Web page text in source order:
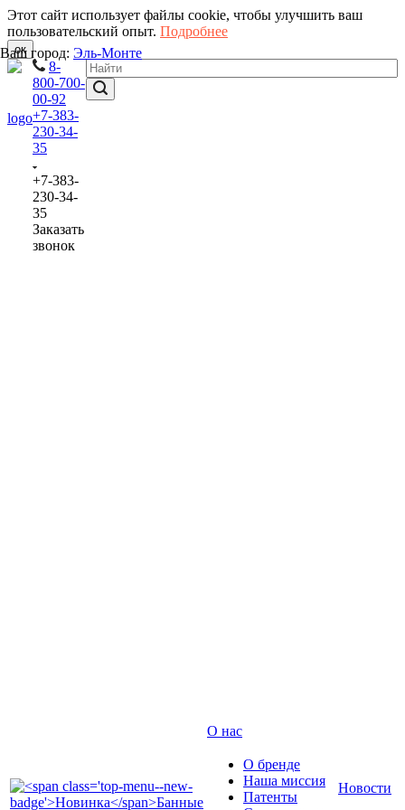
Этот сайт использует файлы cookie, чтобы улучшить ваш
пользовательский опыт. Подробнее
ок
8-
800-700-
00-92
+7-383-
230-34-
35
+7-383-
230-34-
35
Заказать
звонок
Ваш город: Эль-Монте
О нас
О бренде
Наша миссия
Патенты
Новости